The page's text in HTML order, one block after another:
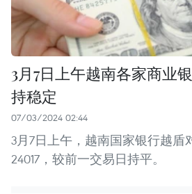
3月7日上午越南各家商业
持稳定
07/03/2024 02:44
3月7日上午，越南国家银行越盾
24017，较前一交易日持平。